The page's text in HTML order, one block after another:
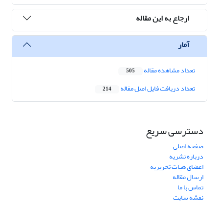
ارجاع به این مقاله
آمار
تعداد مشاهده مقاله 505
تعداد دریافت فایل اصل مقاله 214
دسترسی سریع
صفحه اصلی
درباره نشریه
اعضای هیات تحریریه
ارسال مقاله
تماس با ما
نقشه سایت